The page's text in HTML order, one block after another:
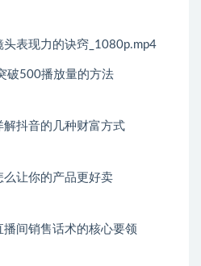
表现力的诀窍_1080p.mp4
破500播放量的方法
抖音的几种财富方式
让你的产品更好卖
间销售话术的核心要领